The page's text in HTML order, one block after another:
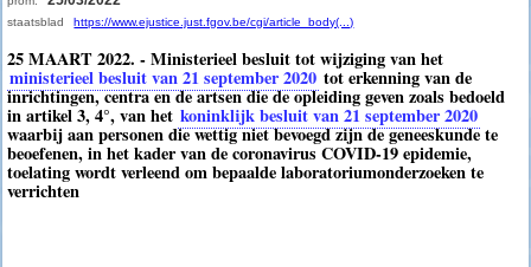
staatsblad https://www.ejustice.just.fgov.be/cgi/article_body(...)
25 MAART 2022. - Ministerieel besluit tot wijziging van het
ministerieel besluit van 21 september 2020 tot erkenning van de
inrichtingen, centra en de artsen die de opleiding geven zoals bedoeld
in artikel 3, 4°, van het koninklijk besluit van 21 september 2020
waarbij aan personen die wettig niet bevoegd zijn de geneeskunde te
beoefenen, in het kader van de coronavirus COVID-19 epidemie,
toelating wordt verleend om bepaalde laboratoriumonderzoeken te
verrichten